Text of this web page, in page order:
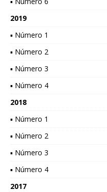
2019
▪ Número 1
▪ Número 2
▪ Número 3
▪ Número 4
2018
▪ Número 1
▪ Número 2
▪ Número 3
▪ Número 4
2017